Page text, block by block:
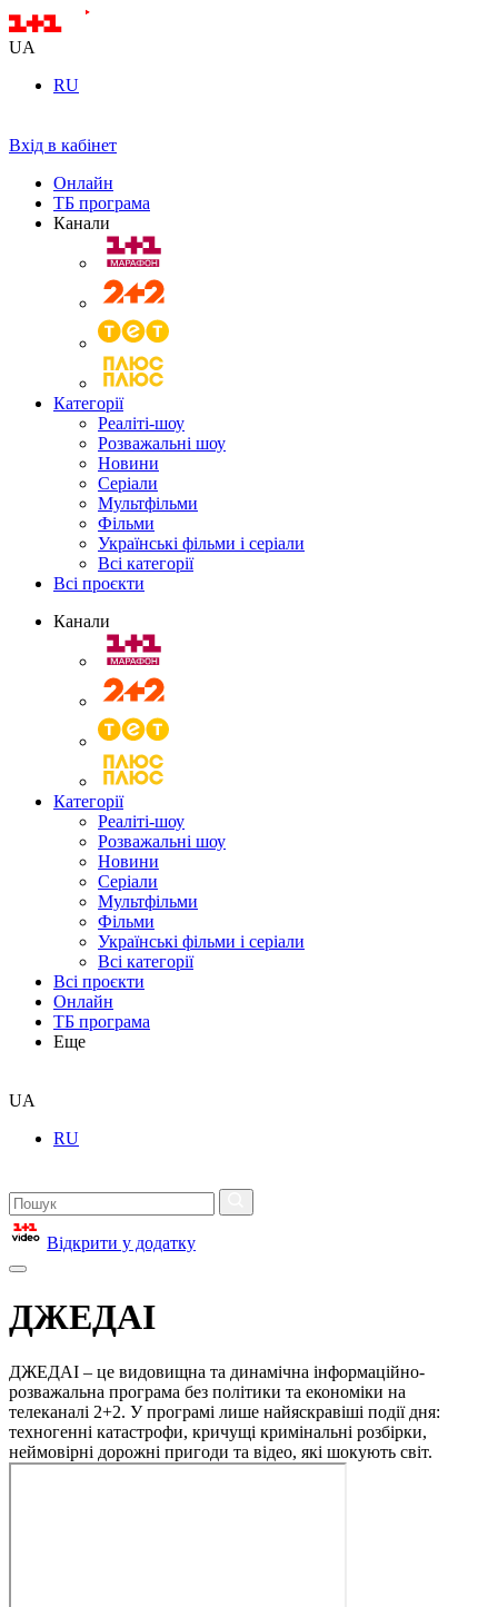
UA
RU
Вхід в кабінет
Онлайн
ТБ програма
Канали
Категорії
Реаліті-шоу
Розважальні шоу
Новини
Серіали
Мультфільми
Фільми
Українські фільми і серіали
Всі категорії
Всі проєкти
Канали
Категорії
Реаліті-шоу
Розважальні шоу
Новини
Серіали
Мультфільми
Фільми
Українські фільми і серіали
Всі категорії
Всі проєкти
Онлайн
ТБ програма
Еще
UA
RU
Відкрити у додатку
ДЖЕДАІ
ДЖЕДАІ – це видовищна та динамічна інформаційно-
розважальна програма без політики та економіки на
телеканалі 2+2. У програмі лише найяскравіші події дня:
техногенні катастрофи, кричущі кримінальні розбірки,
неймовірні дорожні пригоди та відео, які шокують світ.